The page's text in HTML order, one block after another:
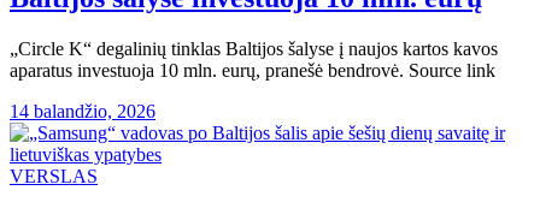
„Circle K“ degalinių tinklas Baltijos šalyse į naujos kartos kavos
aparatus investuoja 10 mln. eurų, pranešė bendrovė. Source link
14 balandžio, 2026
VERSLAS